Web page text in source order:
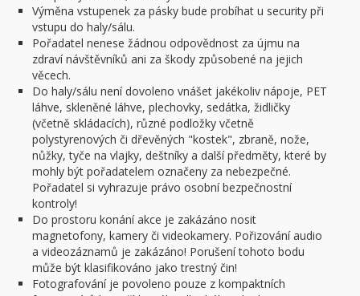
Výměna vstupenek za pásky bude probíhat u security při
vstupu do haly/sálu.
Pořadatel nenese žádnou odpovědnost za újmu na
zdraví návštěvníků ani za škody způsobené na jejich
věcech.
Do haly/sálu není dovoleno vnášet jakékoliv nápoje, PET
láhve, skleněné láhve, plechovky, sedátka, židličky
(včetně skládacích), různé podložky včetně
polystyrenových či dřevěných "kostek", zbraně, nože,
nůžky, tyče na vlajky, deštníky a další předměty, které by
mohly být pořadatelem označeny za nebezpečné.
Pořadatel si vyhrazuje právo osobní bezpečnostní
kontroly!
Do prostoru konání akce je zakázáno nosit
magnetofony, kamery či videokamery. Pořizování audio
a videozáznamů je zakázáno! Porušení tohoto bodu
může být klasifikováno jako trestný čin!
Fotografování je povoleno pouze z kompaktních